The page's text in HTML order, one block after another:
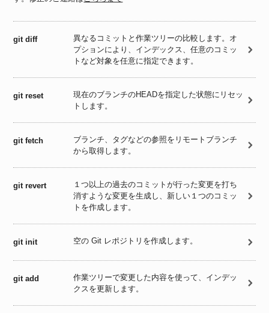
git diff
異なるコミットと作業ツリーの比較します。オ
プションにより、インデックス、任意のコミッ
トなど対象を任意に指定できます。
git reset
現在のブランチのHEADを指定した状態にリセッ
トします。
git fetch
ブランチ、タグなどの参照をリモートブランチ
から取得します。
git revert
１つ以上の過去のコミットが行った変更を打ち
消すような変更を生成し、新しい１つのコミッ
トを作成します。
git init 空の Git レポジトリを作成します。
git add
作業ツリーで変更した内容を使って、インデッ
クスを更新します。